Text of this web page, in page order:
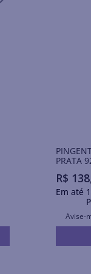
PRATA
R$ 138
Em até
Avise-